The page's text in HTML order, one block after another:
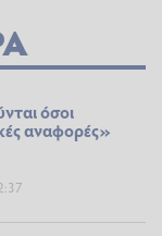
όσοι
αναφορές»